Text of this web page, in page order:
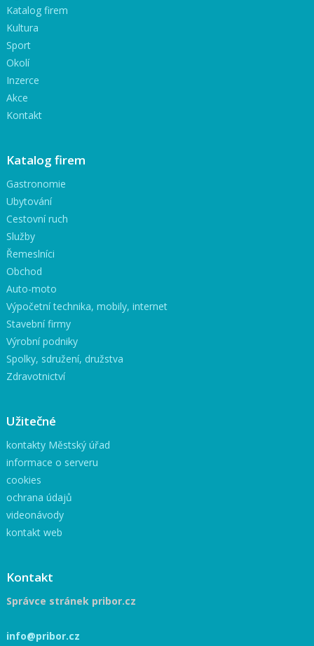
Katalog firem
Kultura
Sport
Okolí
Inzerce
Akce
Kontakt
Katalog firem
Gastronomie
Ubytování
Cestovní ruch
Služby
Řemeslníci
Obchod
Auto-moto
Výpočetní technika, mobily, internet
Stavební firmy
Výrobní podniky
Spolky, sdružení, družstva
Zdravotnictví
Užitečné
kontakty Městský úřad
informace o serveru
cookies
ochrana údajů
videonávody
kontakt web
Kontakt
Správce stránek pribor.cz
info@pribor.cz